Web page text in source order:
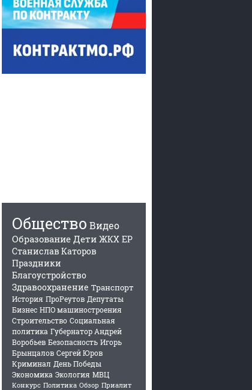
Общество Видео
Образование Дети ЖКХ ЕР
Станислав Каторов
Праздники
Благоустройство
Здравоохранение Транспорт
История ПроРеутов Депутаты
Бизнес НПО машиностроения
Строительство Социальная
политика Губернатор Андрей
Воробьев Безопасность Игорь
Брынцалов Сергей Юров
Криминал День Победы
Экономика Экология МВЦ
Конкурс Политика Обзор Приалит